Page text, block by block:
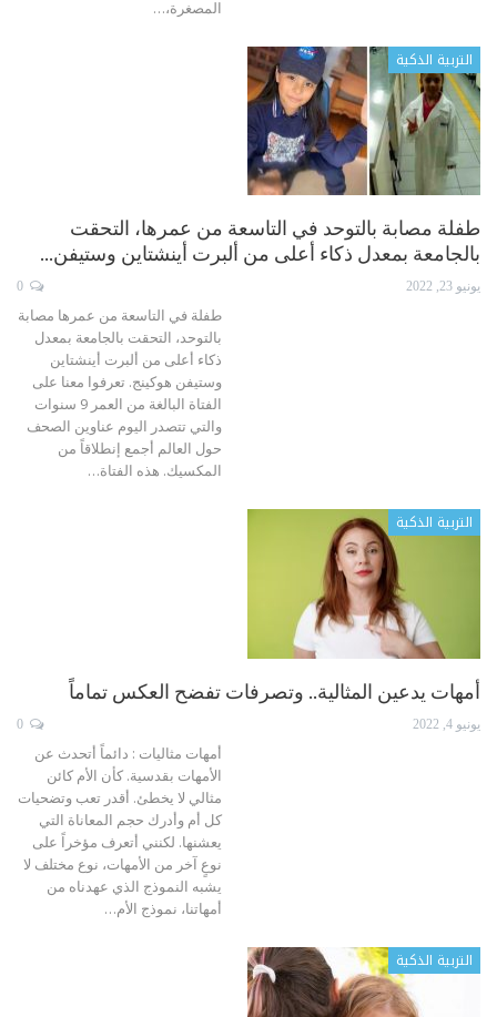
المصغرة،…
التربية الذكية
طفلة مصابة بالتوحد في التاسعة من عمرها، التحقت
بالجامعة بمعدل ذكاء أعلى من ألبرت أينشتاين وستيفن…
يونيو 23, 2022
طفلة في التاسعة من عمرها مصابة
بالتوحد، التحقت بالجامعة بمعدل
ذكاء أعلى من ألبرت أينشتاين
وستيفن هوكينج. تعرفوا معنا على
الفتاة البالغة من العمر 9 سنوات
والتي تتصدر اليوم عناوين الصحف
حول العالم أجمع إنطلاقاً من
المكسيك. هذه الفتاة…
التربية الذكية
أمهات يدعين المثالية.. وتصرفات تفضح العكس تماماً
يونيو 4, 2022
أمهات مثاليات : دائماً أتحدث عن
الأمهات بقدسية. كأن الأم كائن
مثالي لا يخطئ. أقدر تعب وتضحيات
كل أم وأدرك حجم المعاناة التي
يعشنها. لكنني أتعرف مؤخراً على
نوعٍ آخر من الأمهات، نوع مختلف لا
يشبه النموذج الذي عهدناه من
أمهاتنا، نموذج الأم…
التربية الذكية